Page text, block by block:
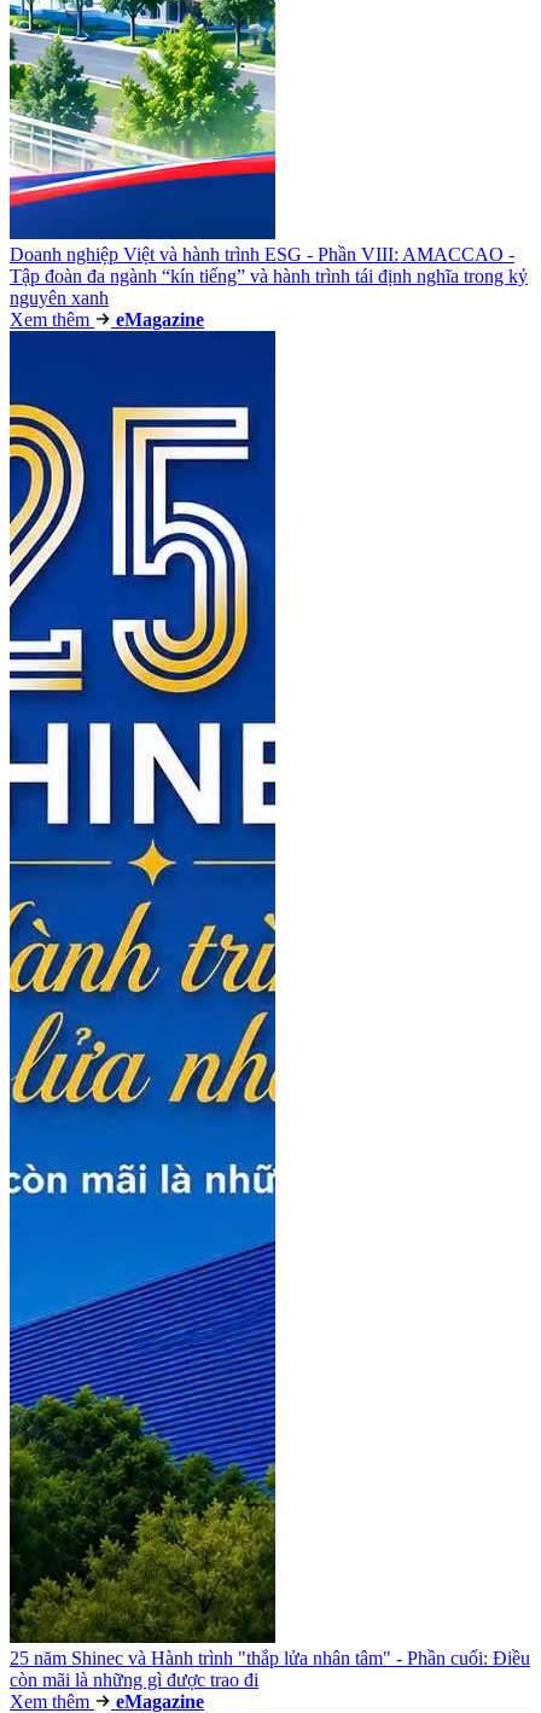
Doanh nghiệp Việt và hành trình ESG - Phần VIII: AMACCAO -
Tập đoàn đa ngành “kín tiếng” và hành trình tái định nghĩa trong kỷ
nguyên xanh
Xem thêm
eMagazine
25 năm Shinec và Hành trình "thắp lửa nhân tâm" - Phần cuối: Điều
còn mãi là những gì được trao đi
Xem thêm
eMagazine